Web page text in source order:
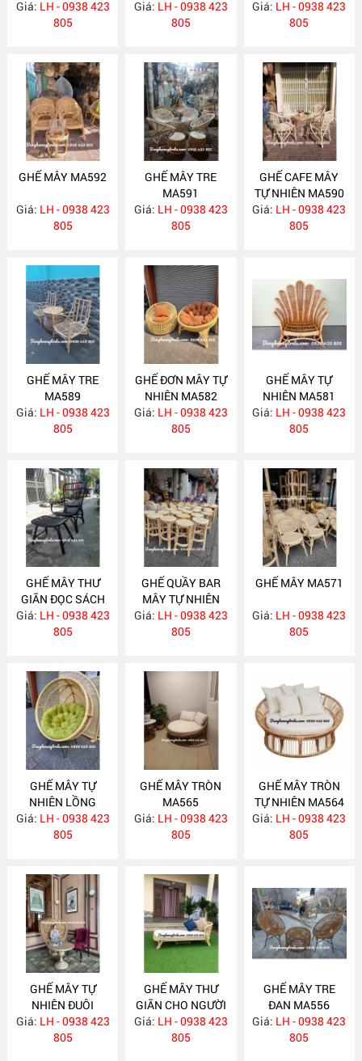
MA595
Giá: LH - 0938 423
805
MA594
Giá: LH - 0938 423
805
MA593
Giá: LH - 0938 423
805
GHẾ MÂY MA592
Giá: LH - 0938 423
805
GHẾ MÂY TRE
MA591
Giá: LH - 0938 423
805
GHẾ CAFE MÂY
TỰ NHIÊN MA590
Giá: LH - 0938 423
805
GHẾ MÂY TRE
MA589
Giá: LH - 0938 423
805
GHẾ ĐƠN MÂY TỰ
NHIÊN MA582
Giá: LH - 0938 423
805
GHẾ MÂY TỰ
NHIÊN MA581
Giá: LH - 0938 423
805
GHẾ MÂY THƯ
GIÃN ĐỌC SÁCH
KÈM ĐÔN GÁC
CHÂN MA575
Giá: LH - 0938 423
805
GHẾ QUẦY BAR
MÂY TỰ NHIÊN
MA572
Giá: LH - 0938 423
805
GHẾ MÂY MA571
Giá: LH - 0938 423
805
GHẾ MÂY TỰ
NHIÊN LỒNG
CHIM MA569
Giá: LH - 0938 423
805
GHẾ MÂY TRÒN
MA565
Giá: LH - 0938 423
805
GHẾ MÂY TRÒN
TỰ NHIÊN MA564
Giá: LH - 0938 423
805
GHẾ MÂY TỰ
NHIÊN ĐUÔI
CÔNG MA562
Giá: LH - 0938 423
805
GHẾ MÂY THƯ
GIÃN CHO NGƯỜI
GIÀ MA558
Giá: LH - 0938 423
805
GHẾ MÂY TRE
ĐAN MA556
Giá: LH - 0938 423
805